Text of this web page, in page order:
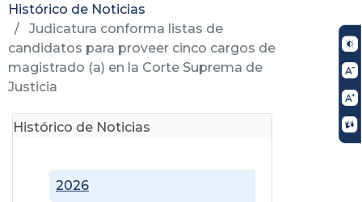
Histórico de Noticias
Judicatura conforma listas de
candidatos para proveer cinco cargos de
magistrado (a) en la Corte Suprema de
Justicia
Histórico de Noticias
2026